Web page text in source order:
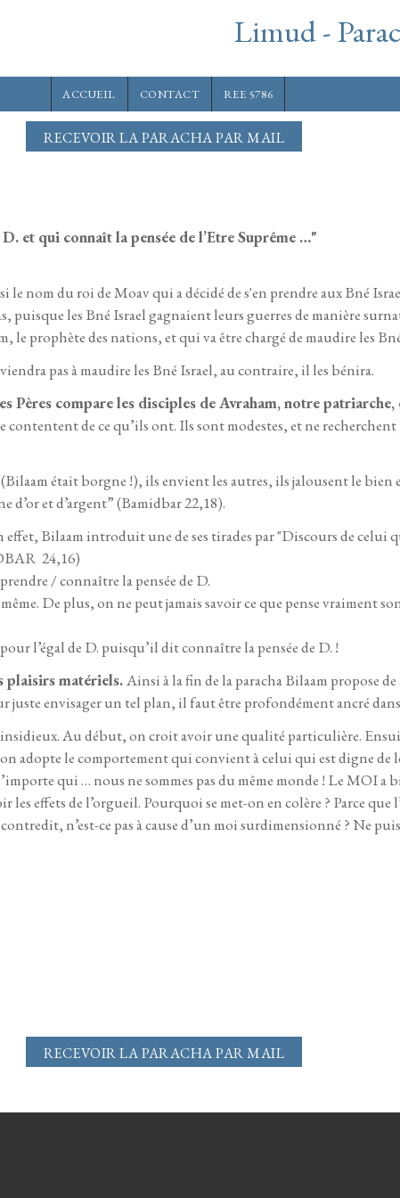
Limud -
ACCUEIL CONTACT REE 5786
RECEVOIR LA PARACHA PAR MAIL
et qui connaît la pensée de l’Etre Suprême …"
le nom du roi de Moav qui a décidé de s'en prendre aux Bné
puisque les Bné Israel gagnaient leurs guerres de manière
le prophète des nations, et qui va être chargé de maudire les
pas à maudire les Bné Israel, au contraire, il les bénira.
Pères compare les disciples de Avraham, notre
de ce qu’ils ont. Ils sont modestes, et ne recherchent
(Bilaam était borgne !), ils envient les autres, ils jalousent le bien
d’or et d’argent” (Bamidbar 22,18).
effet, Bilaam introduit une de ses tirades par "Discours de celui
24,16)
/ connaître la pensée de D.
De plus, on ne peut jamais savoir ce que pense vraiment
l’égal de D. puisqu’il dit connaître la pensée de D. !
plaisirs matériels.Ainsi à la fin de la paracha Bilaam propose
juste envisager un tel plan, il faut être profondément ancré
Au début, on croit avoir une qualité particulière.
adopte le comportement qui convient à celui qui est digne de
qui … nous ne sommes pas du même monde ! Le MOI a
effets de l’orgueil. Pourquoi se met-on en colère ? Parce que
contredit, n’est-ce pas à cause d’un moi surdimensionné ? Ne
RECEVOIR LA PARACHA PAR MAIL